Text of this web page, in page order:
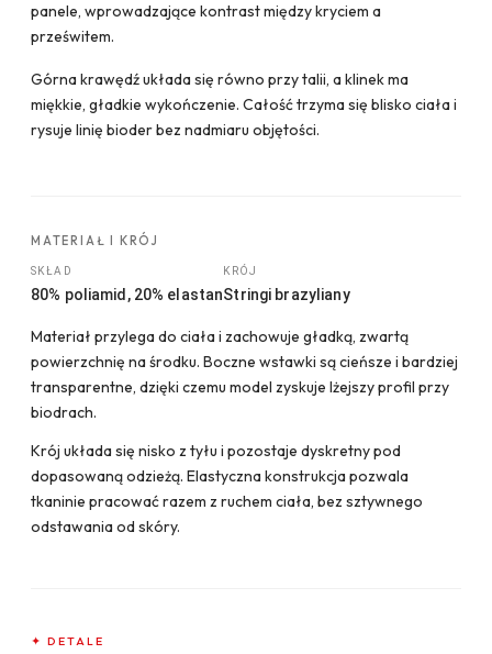
panele, wprowadzające kontrast między kryciem a
prześwitem.
Górna krawędź układa się równo przy talii, a klinek ma
miękkie, gładkie wykończenie. Całość trzyma się blisko ciała i
rysuje linię bioder bez nadmiaru objętości.
MATERIAŁ I KRÓJ
SKŁAD
80% poliamid, 20% elastan
KRÓJ
Stringi brazyliany
Materiał przylega do ciała i zachowuje gładką, zwartą
powierzchnię na środku. Boczne wstawki są cieńsze i bardziej
transparentne, dzięki czemu model zyskuje lżejszy profil przy
biodrach.
Krój układa się nisko z tyłu i pozostaje dyskretny pod
dopasowaną odzieżą. Elastyczna konstrukcja pozwala
tkaninie pracować razem z ruchem ciała, bez sztywnego
odstawania od skóry.
✦ DETALE